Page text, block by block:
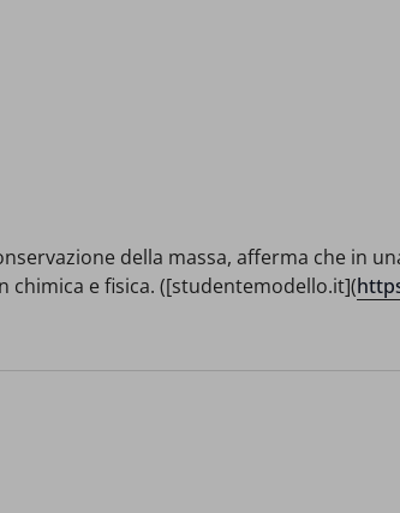
della massa, afferma che in
e fisica. ([studentemodello.it](